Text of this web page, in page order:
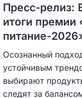
Пресс-релиз:
итоги премии
питание-
Осознанный
устойчивым
выбирают
следят за